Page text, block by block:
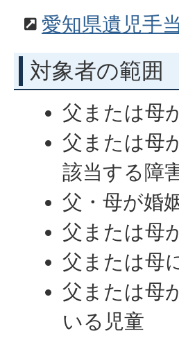
愛知県遺児手当
対象者の範囲
父または母
父または母
該当する障
父・母が婚
父または母
父または母
父または母
いる児童